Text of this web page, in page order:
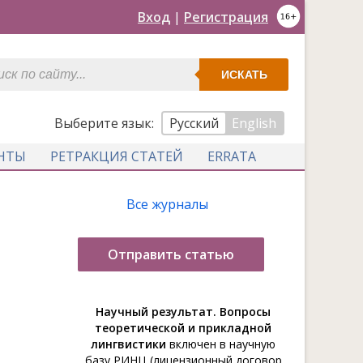
Вход | Регистрация
ИСКАТЬ
Выберите язык: Русский
English
РЕТРАКЦИЯ СТАТЕЙ ERRATA
Все журналы
Отправить статью
Научный результат. Вопросы
теоретической и прикладной
лингвистики включен в научную